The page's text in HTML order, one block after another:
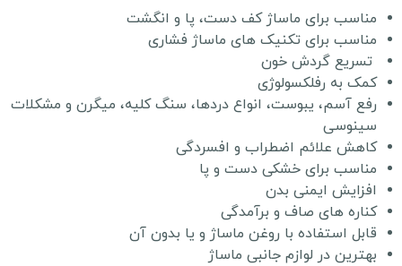
مناسب برای ماساژ کف دست، پا و انگشت
مناسب برای تکنیک های ماساژ فشاری
تسریع گردش خون
کمک به رفلکسولوژی
رفع آسم، یبوست، انواع دردها، سنگ کلیه، میگرن و مشکلات
سینوسی
کاهش علائم اضطراب و افسردگی
مناسب برای خشکی دست و پا
افزایش ایمنی بدن
کناره های صاف و برآمدگی
قابل استفاده با روغن ماساژ و یا بدون آن
بهترین در لوازم جانبی ماساژ